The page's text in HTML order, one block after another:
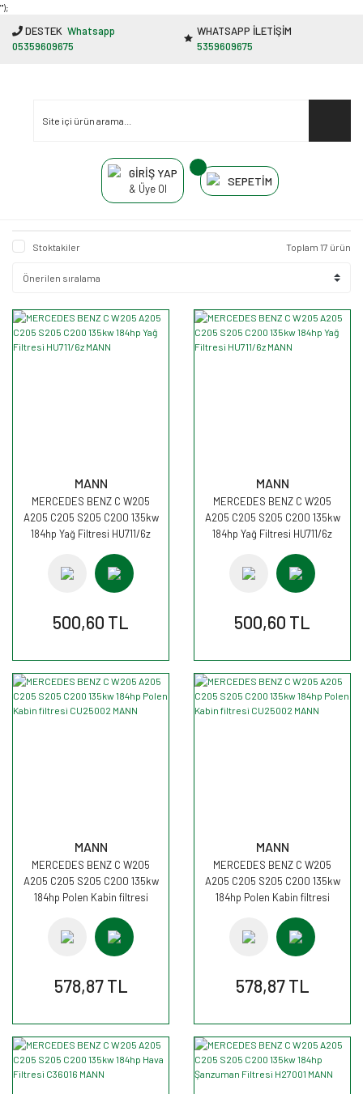
"');
DESTEK Whatsapp
05359609675
WHATSAPP İLETİŞİM
5359609675
GİRİŞ YAP
& Üye Ol
SEPETİM
Stoktakiler Toplam 17 ürün
MANN
MERCEDES BENZ C W205
A205 C205 S205 C200 135kw
184hp Yağ Filtresi HU711/6z
500,60 TL
MANN
MERCEDES BENZ C W205
A205 C205 S205 C200 135kw
184hp Yağ Filtresi HU711/6z
500,60 TL
MANN
MERCEDES BENZ C W205
A205 C205 S205 C200 135kw
184hp Polen Kabin filtresi
578,87 TL
MANN
MERCEDES BENZ C W205
A205 C205 S205 C200 135kw
184hp Polen Kabin filtresi
578,87 TL